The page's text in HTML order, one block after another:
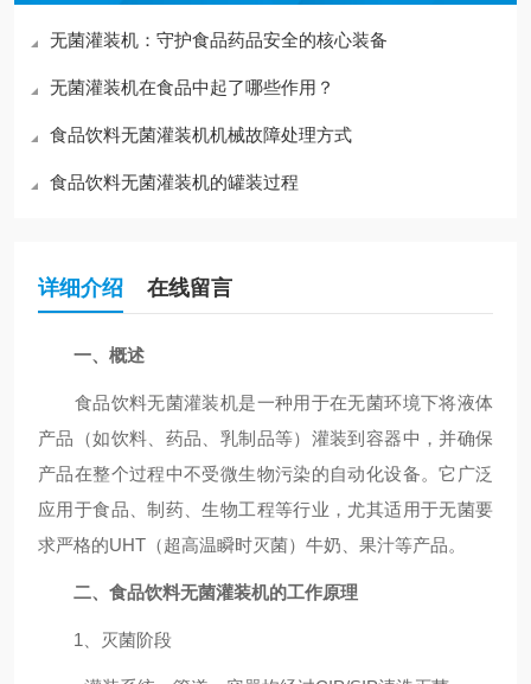
无菌灌装机：守护食品药品安全的核心装备
无菌灌装机在食品中起了哪些作用？
食品饮料无菌灌装机机械故障处理方式
食品饮料无菌灌装机的罐装过程
详细介绍 在线留言
一、概述
食品饮料无菌灌装机是一种用于在无菌环境下将液体
产品（如饮料、药品、乳制品等）灌装到容器中，并确保
产品在整个过程中不受微生物污染的自动化设备。它广泛
应用于食品、制药、生物工程等行业，尤其适用于无菌要
求严格的UHT（超高温瞬时灭菌）牛奶、果汁等产品。
二、食品饮料无菌灌装机的工作原理
1、灭菌阶段